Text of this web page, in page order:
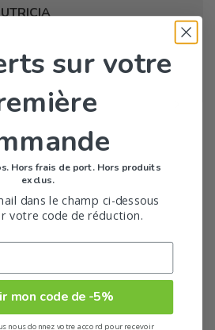
la marque
sur votre
Hors frais de port. Hors produits
exclus.
dans le champ ci-dessous
votre code de réduction.
mon code de -5%
nous donnez votre accord pour recevoir